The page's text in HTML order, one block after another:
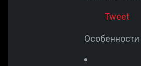
Tweet
Особенности